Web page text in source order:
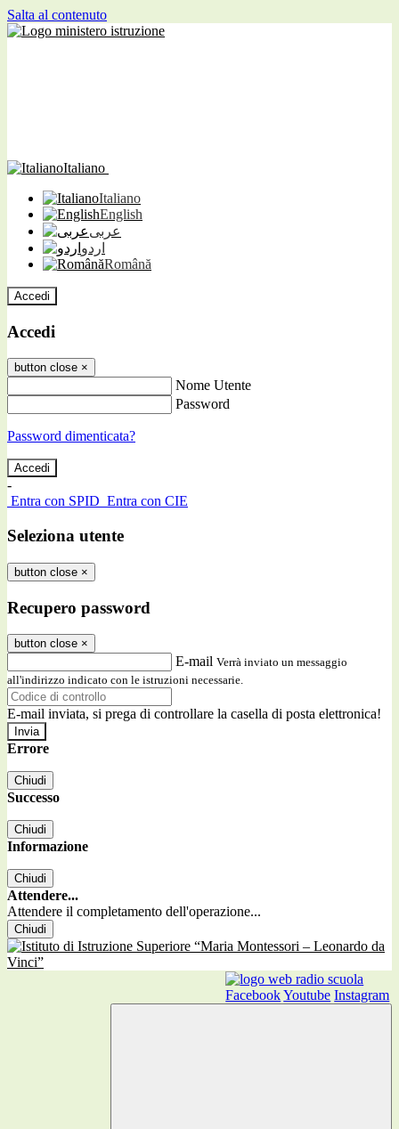
Salta al contenuto
Italiano
Italiano
English
عربى
اردو
Română
Accedi
Accedi
button close ×
Nome Utente
Password
Password dimenticata?
-
Entra con SPID Entra con CIE
Seleziona utente
button close ×
Recupero password
button close ×
E-mail Verrà inviato un messaggio
all'indirizzo indicato con le istruzioni necessarie.
E-mail inviata, si prega di controllare la casella di posta elettronica!
Errore
Chiudi
Successo
Chiudi
Informazione
Chiudi
Attendere...
Attendere il completamento dell'operazione...
Chiudi
FacebookYoutube Instagram